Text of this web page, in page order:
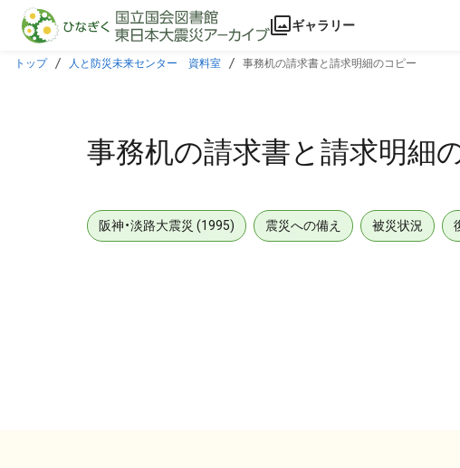
本文に飛ぶ
ギャラリー
トップ 人と防災未来センター 資料室 事務机の請求書と請求明細のコピー
事務机の請求書と請求明細
阪神・淡路大震災 (1995) 震災への備え 被災状況